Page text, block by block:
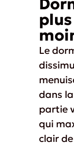
Le
dans
partie
qui
clair